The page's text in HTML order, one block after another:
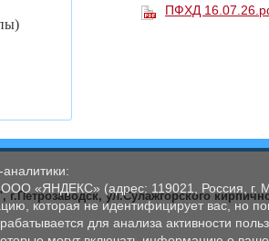
ПФХД
ул.Сулажгорского
«ЯНДЕКС» (адрес: 119021, Россия, г.
которая не идентифицирует вас, но
для анализа активности